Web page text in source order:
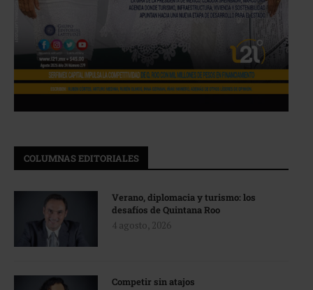
COLUMNAS EDITORIALES
Verano, diplomacia y turismo: los
desafíos de Quintana Roo
4 agosto, 2026
Competir sin atajos